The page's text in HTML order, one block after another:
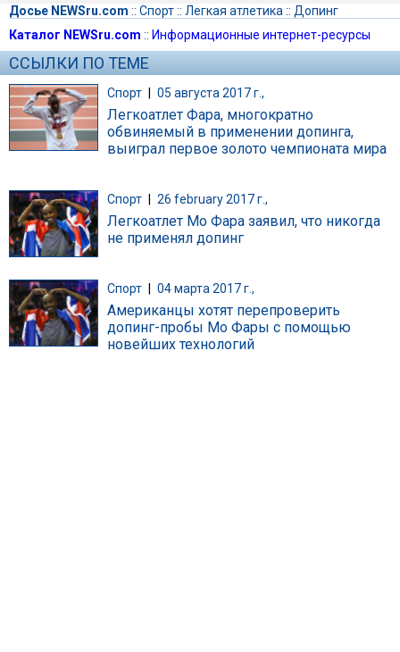
Досье NEWSru.com :: Спорт:: Легкая атлетика :: Допинг
Каталог NEWSru.com :: Информационные интернет-ресурсы
ССЫЛКИ ПО ТЕМЕ
Спорт | 05 августа 2017 г.,
Легкоатлет Фара, многократно
обвиняемый в применении допинга,
выиграл первое золото чемпионата мира
Спорт 26 february 2017 г.,
Легкоатлет Мо Фара заявил, что никогда
не применял допинг
Спорт 04 марта 2017 г.,
Американцы хотят перепроверить
допинг-пробы Мо Фары с помощью
новейших технологий